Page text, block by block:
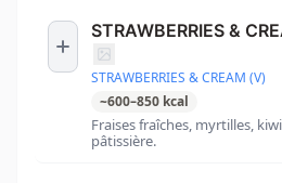
STRAWBERRIES &
STRAWBERRIES & CREAM (V)
~600–850 kcal
Fraises fraîches, myrtilles,
pâtissière.